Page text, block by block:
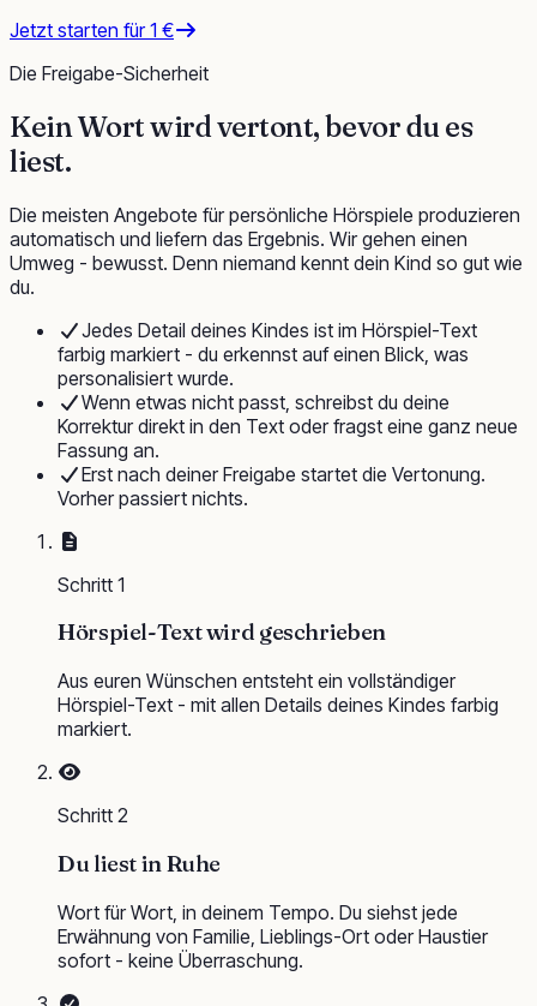
Jetzt starten für 1 €
Die Freigabe-Sicherheit
Kein Wort wird vertont,bevor du es
liest.
Die meisten Angebote für persönliche Hörspiele produzieren
automatisch und liefern das Ergebnis. Wir gehen einen
Umweg - bewusst. Denn niemand kennt dein Kind so gut wie
du.
Jedes Detail deines Kindes ist im Hörspiel-Text
farbig markiert - du erkennst auf einen Blick, was
personalisiert wurde.
Wenn etwas nicht passt, schreibst du deine
Korrektur direkt in den Text oder fragst eine ganz neue
Fassung an.
Erst nach deiner Freigabe startet die Vertonung.
Vorher passiert nichts.
Schritt 1
Hörspiel-Text wird geschrieben
Aus euren Wünschen entsteht ein vollständiger
Hörspiel-Text - mit allen Details deines Kindes farbig
markiert.
Schritt 2
Du liest in Ruhe
Wort für Wort, in deinem Tempo. Du siehst jede
Erwähnung von Familie, Lieblings-Ort oder Haustier
sofort - keine Überraschung.